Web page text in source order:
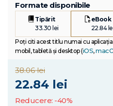
Formate disponibile
Tipărit
33.30 lei
eBook
22.84
Poți citi acest titlu numai cu
mobil, tabletă și desktop (iOS,
38.06 lei
22.84 lei
Reducere: -40%